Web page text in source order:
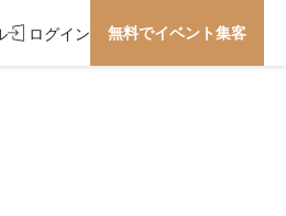
ログイン 無料でイベント集客